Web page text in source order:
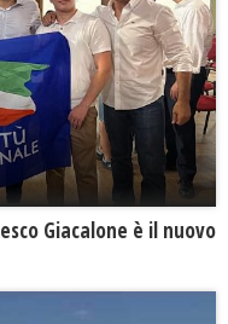
Giacalone è il nuovo